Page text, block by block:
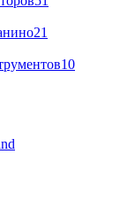
21
10